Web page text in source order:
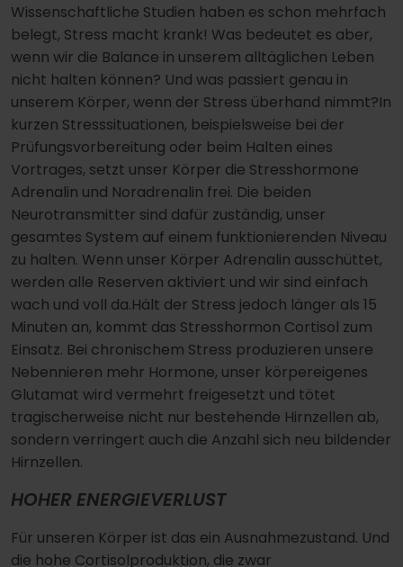
Wissenschaftliche Studien haben es schon mehrfach
belegt, Stress macht krank! Was bedeutet es aber,
wenn wir die Balance in unserem alltäglichen Leben
nicht halten können? Und was passiert genau in
unserem Körper, wenn der Stress überhand nimmt?In
kurzen Stresssituationen, beispielsweise bei der
Prüfungsvorbereitung oder beim Halten eines
Vortrages, setzt unser Körper die Stresshormone
Adrenalin und Noradrenalin frei. Die beiden
Neurotransmitter sind dafür zuständig, unser
gesamtes System auf einem funktionierenden Niveau
zu halten. Wenn unser Körper Adrenalin ausschüttet,
werden alle Reserven aktiviert und wir sind einfach
wach und voll da.Hält der Stress jedoch länger als 15
Minuten an, kommt das Stresshormon Cortisol zum
Einsatz. Bei chronischem Stress produzieren unsere
Nebennieren mehr Hormone, unser körpereigenes
Glutamat wird vermehrt freigesetzt und tötet
tragischerweise nicht nur bestehende Hirnzellen ab,
sondern verringert auch die Anzahl sich neu bildender
Hirnzellen.
HOHER ENERGIEVERLUST
Für unseren Körper ist das ein Ausnahmezustand. Und
die hohe Cortisolproduktion, die zwar